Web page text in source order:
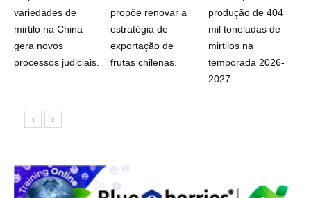
variedades de
mirtilo na China
gera novos
processos judiciais.
propõe renovar a
estratégia de
exportação de
frutas chilenas.
produção de 404
mil toneladas de
mirtilos na
temporada 2026-
2027.